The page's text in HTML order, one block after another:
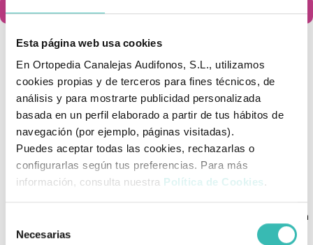
Esta página web usa cookies
En Ortopedia Canalejas Audifonos, S.L., utilizamos
cookies propias y de terceros para fines técnicos, de
análisis y para mostrarte publicidad personalizada
basada en un perfil elaborado a partir de tus hábitos de
navegación (por ejemplo, páginas visitadas).
Puedes aceptar todas las cookies, rechazarlas o
configurarlas según tus preferencias. Para más
información, consulta nuestra Política de Cookies .
Necesarias
Añadir al carrito  
Levantarse
Andador Rollator Ligero Con
Asiento Regulable